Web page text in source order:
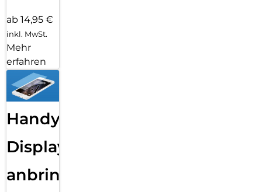
ab 14,95 €
inkl. MwSt.
Mehr
erfahren
Handy
Displayfolie
anbringen